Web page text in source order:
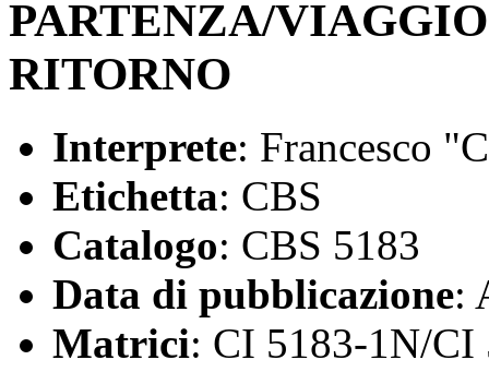
PARTENZA/
RITORNO
Interprete: Francesco
Etichetta: CBS
Catalogo: CBS 5183
Data di pubblicazione:
Matrici: CI 5183-1N/CI